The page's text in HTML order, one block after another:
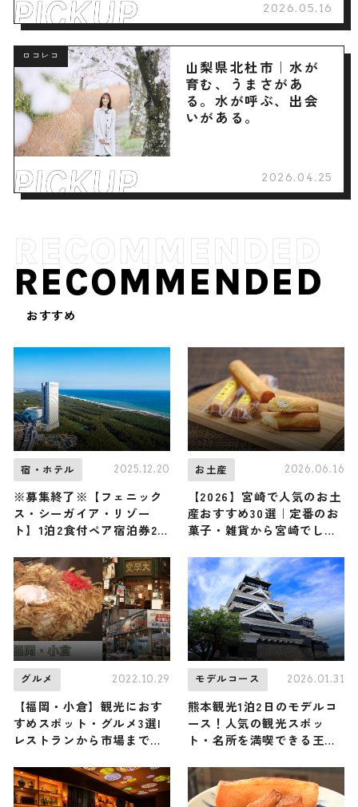
2026.05.16
ロコレコ
山梨県北杜市｜水が
育む、うまさがあ
る。水が呼ぶ、出会
いがある。
2026.04.25
RECOMMENDED
おすすめ
宿・ホテル 2025.12.20
※募集終了※【フェニック
ス・シーガイア・リゾー
ト】1泊2食付ペア宿泊券2組
お土産 2026.06.16
【2026】宮崎で人気のお土
産おすすめ30選｜定番のお
菓子・雑貨から宮崎でしか
まで幅広く紹介
グルメ 2022.10.29
【福岡・小倉】観光におす
すめスポット・グルメ3選|
レストランから市場までご
モデルコース 2026.01.31
熊本観光1泊2日のモデルコ
ース！人気の観光スポッ
ト・名所を満喫できる王道